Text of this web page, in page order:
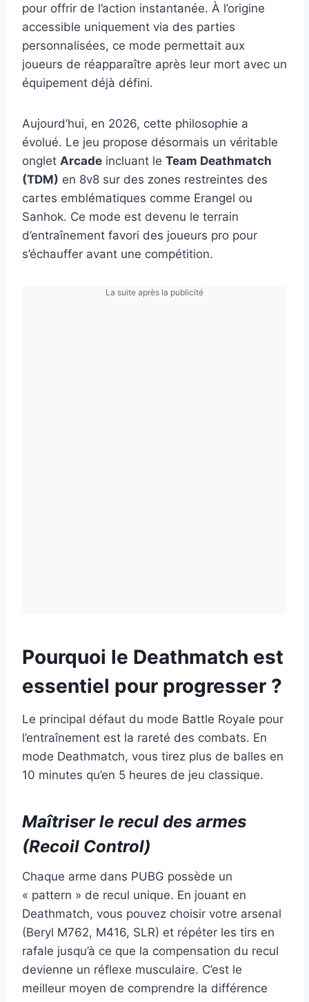
pour offrir de l’action instantanée. À l’origine
accessible uniquement via des parties
personnalisées, ce mode permettait aux
joueurs de réapparaître après leur mort avec un
équipement déjà défini.
Aujourd’hui, en 2026, cette philosophie a
évolué. Le jeu propose désormais un véritable
onglet Arcade incluant le Team Deathmatch
(TDM) en 8v8 sur des zones restreintes des
cartes emblématiques comme Erangel ou
Sanhok. Ce mode est devenu le terrain
d’entraînement favori des joueurs pro pour
s’échauffer avant une compétition.
La suite après la publicité
Pourquoi le Deathmatch est
essentiel pour progresser ?
Le principal défaut du mode Battle Royale pour
l’entraînement est la rareté des combats. En
mode Deathmatch, vous tirez plus de balles en
10 minutes qu’en 5 heures de jeu classique.
Maîtriser le recul des armes
(Recoil Control)
Chaque arme dans PUBG possède un
« pattern » de recul unique. En jouant en
Deathmatch, vous pouvez choisir votre arsenal
(Beryl M762, M416, SLR) et répéter les tirs en
rafale jusqu’à ce que la compensation du recul
devienne un réflexe musculaire. C’est le
meilleur moyen de comprendre la différence